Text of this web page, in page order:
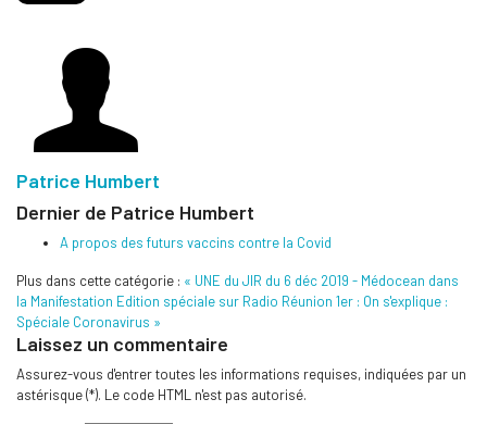
Patrice Humbert
Dernier de Patrice Humbert
A propos des futurs vaccins contre la Covid
Plus dans cette catégorie : « UNE du JIR du 6 déc 2019 - Médocean dans
la Manifestation Edition spéciale sur Radio Réunion 1er : On s'explique :
Spéciale Coronavirus »
Laissez un commentaire
Assurez-vous d'entrer toutes les informations requises, indiquées par un
astérisque (*). Le code HTML n'est pas autorisé.